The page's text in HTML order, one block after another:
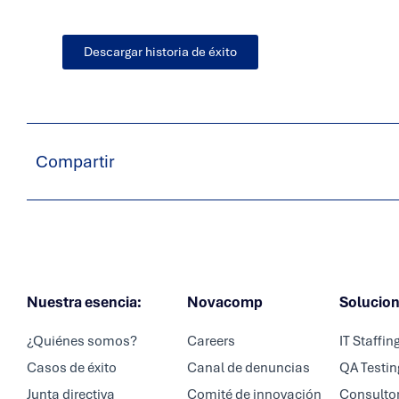
Descargar historia de éxito
Compartir
Nuestra esencia:
¿Quiénes somos?
Casos de éxito
Junta directiva
Novacomp
Careers
Canal de denuncias
Comité de innovación
IT
QA